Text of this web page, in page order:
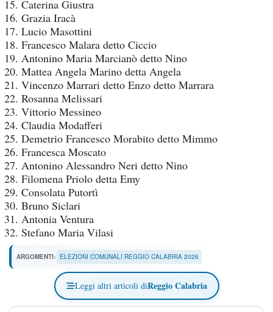
Caterina Giustra
Grazia Iracà
Lucio Masottini
Francesco Malara detto Ciccio
Antonino Maria Marcianò detto Nino
Mattea Angela Marino detta Angela
Vincenzo Marrari detto Enzo detto Marrara
Rosanna Melissari
Vittorio Messineo
Claudia Modafferi
Demetrio Francesco Morabito detto Mimmo
Francesca Moscato
Antonino Alessandro Neri detto Nino
Filomena Priolo detta Emy
Consolata Putortì
Bruno Siclari
Antonia Ventura
Stefano Maria Vilasi
ARGOMENTI: ELEZIONI COMUNALI REGGIO CALABRIA 2026
Leggi altri articoli diReggio Calabria